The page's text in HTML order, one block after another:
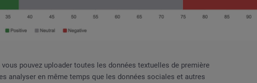
vous pouvez uploader toutes les données textuelles de première
analyser en même temps que les données sociales et autres